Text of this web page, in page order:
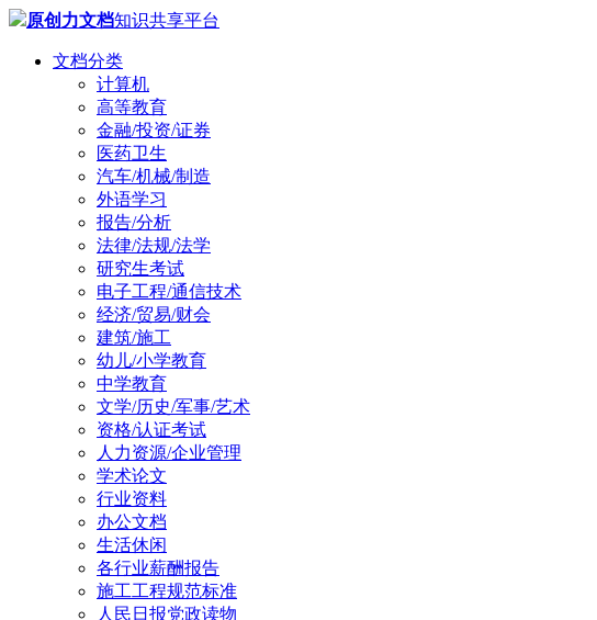
原创力文档知识共享平台
文档分类
计算机
高等教育
金融/投资/证券
医药卫生
汽车/机械/制造
外语学习
报告/分析
法律/法规/法学
研究生考试
电子工程/通信技术
经济/贸易/财会
建筑/施工
幼儿/小学教育
中学教育
文学/历史/军事/艺术
资格/认证考试
人力资源/企业管理
学术论文
行业资料
办公文档
生活休闲
各行业薪酬报告
施工工程规范标准
人民日报党政读物